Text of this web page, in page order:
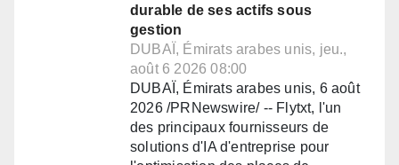
durable de ses actifs sous
gestion
DUBAÏ, Émirats arabes unis, jeu.,
août 6 2026 08:00
DUBAÏ, Émirats arabes unis, 6 août
2026 /PRNewswire/ -- Flytxt, l'un
des principaux fournisseurs de
solutions d'IA d'entreprise pour